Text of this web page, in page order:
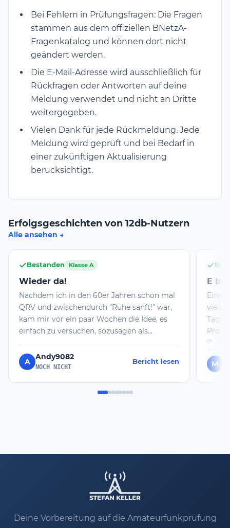
Bei Fehlern in Prüfungsfragen: Die Fragen
stammen aus dem offiziellen BNetzA-
Fragenkatalog und können dort nicht
geändert werden.
Die E-Mail-Adresse wird ausschließlich für
Rückfragen oder Antworten auf deine
Meldung verwendet und nicht an Dritte
weitergegeben.
Vielen Dank für jede Rückmeldung. Jede
Meldung wird geprüft und bei Bedarf in
einer zukünftigen Aktualisierung
berücksichtigt.
Erfolgsgeschichten von 12db-Nutzern
Alle ansehen
Bestanden Klasse A
Wieder da!
Nachdem ich in den 60er Jahren schon mal
QRV und zwischendurch "Ruhe sanft!" war,
kam mir vor ein paar Wochen die Idee, es
einfach zu versuchen, sozusagen als
Herausforderung im Alter. 12dB war die
ideale Plattform dafür! Heute gab es doch
tatsächlich ein paar Fragen, die mir neu
war sehr angenehm. Neben 12dB kann ich
A
Andy9082
NOCH NICHT
Bericht lesen
E
Eine
Tag
M
Deine Vorbereitung auf die Amateurfunkprüfung